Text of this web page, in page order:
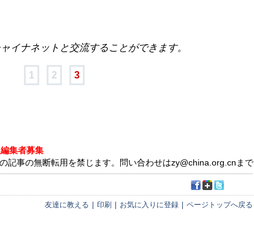
イナネットと交流することができます。
1 2 3
集者募集
記事の無断転用を禁じます。問い合わせはzy@china.org.cnまで
友達に教える 印刷 お気に入りに登録 ページトップへ戻る